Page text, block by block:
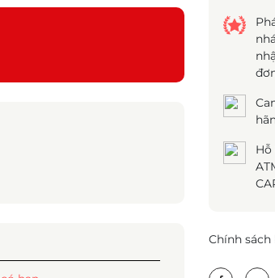
Chính sách